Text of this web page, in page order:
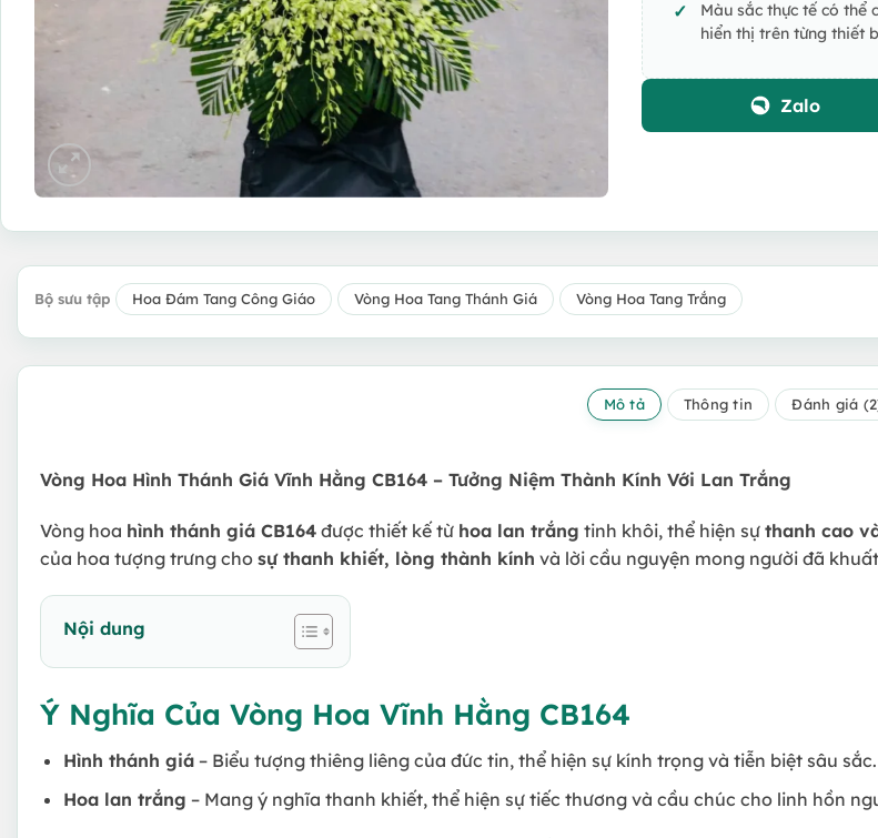
Màu sắc thực tế có thể
hiển thị trên từng thiết
Zalo
Bộ sưu tập Hoa Đám Tang Công Giáo Vòng Hoa Tang Thánh Giá Vòng Hoa Tang Trắng
Mô tả Thông tin Đánh giá
Vòng Hoa Hình Thánh Giá Vĩnh Hằng CB164 – Tưởng Niệm Thành Kính Với Lan Trắng
Vòng hoa hình thánh giá CB164 được thiết kế từ hoa lan trắng tinh khôi, thể hiện sự thanh cao
của hoa tượng trưng cho sự thanh khiết, lòng thành kính và lời cầu nguyện mong người đã
Nội dung
Ý Nghĩa Của Vòng Hoa Vĩnh Hằng CB164
Hình thánh giá– Biểu tượng thiêng liêng của đức tin, thể hiện sự kính trọng và tiễn biệt sâu sắc.
Hoa lan trắng – Mang ý nghĩa thanh khiết, thể hiện sự tiếc thương và cầu chúc cho linh hồn